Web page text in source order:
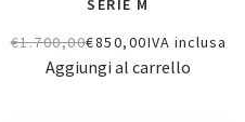
SERIE M
€1.700,00€850,00IVA inclusa
Aggiungi al carrello